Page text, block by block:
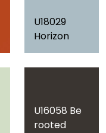
U18029
Horizon
U16058 Be
rooted